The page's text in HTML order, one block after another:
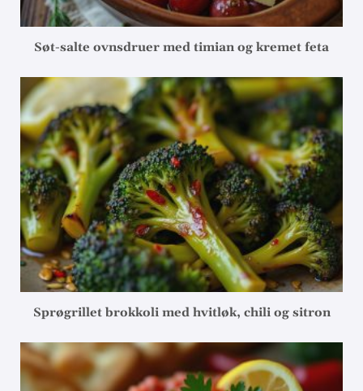
Søt-salte ovnsdruer med timian og kremet feta
Sprøgrillet brokkoli med hvitløk, chili og sitron